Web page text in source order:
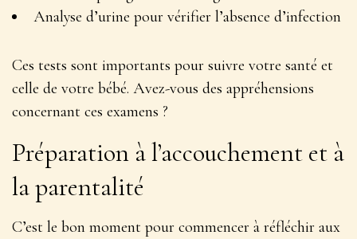
Analyse d’urine pour vérifier l’absence d’infection
Ces tests sont importants pour suivre votre santé et
celle de votre bébé. Avez-vous des appréhensions
concernant ces examens ?
Préparation à l’accouchement et à
la parentalité
C’est le bon moment pour commencer à réfléchir aux